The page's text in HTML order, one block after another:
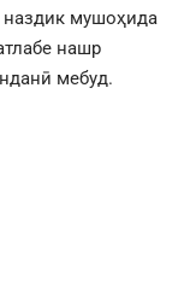
мушоҳида
нашр
мебуд.